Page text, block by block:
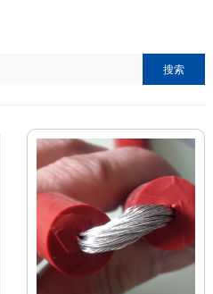
搜索